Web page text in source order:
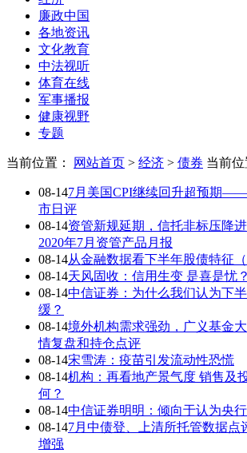
廉政中国
各地资讯
文化教育
中法视听
体育在线
军事播报
健康视野
专题
当前位置： 网站首页 > 经济 > 债券 当前位
08-147月美国CPI继续回升超预期
市日评
08-14资管新规延期，信托非标压降
2020年7月资管产品月报
08-14从金融数据看下半年股债特征
08-14天风固收：信用生变 是喜是忧？
08-14中信证券：为什么我们认为下
缓？
08-14境外机构需求强劲，广义基金
情复盘和持仓点评
08-14宋雪涛：疫苗引发流动性恐慌
08-14机构：再看地产景气度 销售及
何？
08-14中信证券明明：倾向于认为央
08-147月中债登、上清所托管数据点
增强